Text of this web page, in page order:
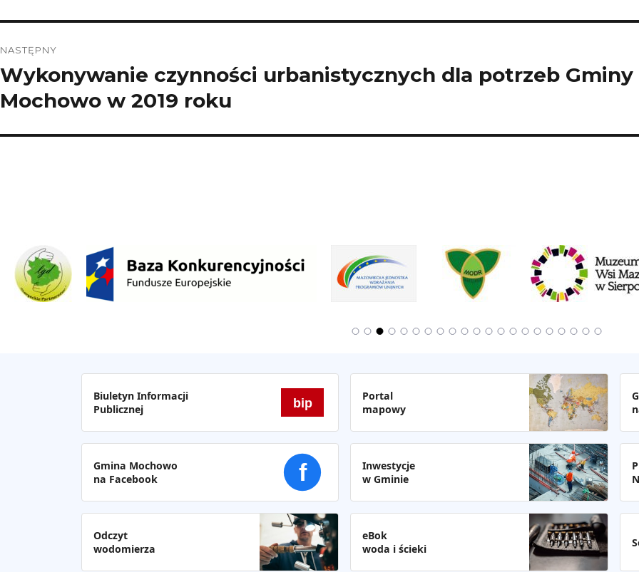
NASTĘPNY
Następny
wpis:
Wykonywanie czynności urbanistycznych dla potrzeb Gminy
Mochowo w 2019 roku
Biuletyn Informacji
Publicznej
bip
Portal
mapowy
Gmina Mochowo
na Facebook
f
Inwestycje
w Gminie
Odczyt
wodomierza
eBok
woda i ścieki